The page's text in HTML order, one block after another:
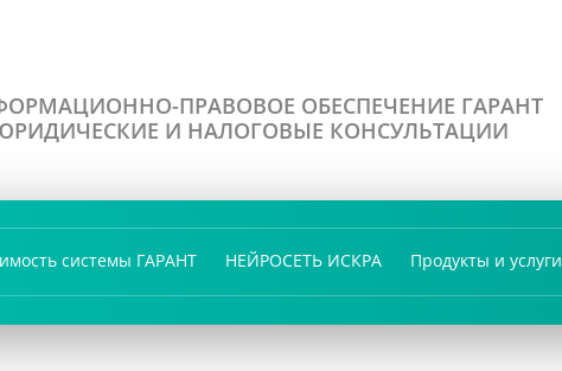
ПРАВОВОЕ ОБЕСПЕЧЕНИЕ ГАРАНТ
И НАЛОГОВЫЕ КОНСУЛЬТАЦИИ
системы ГАРАНТ НЕЙРОСЕТЬ ИСКРА Продукты и услуги